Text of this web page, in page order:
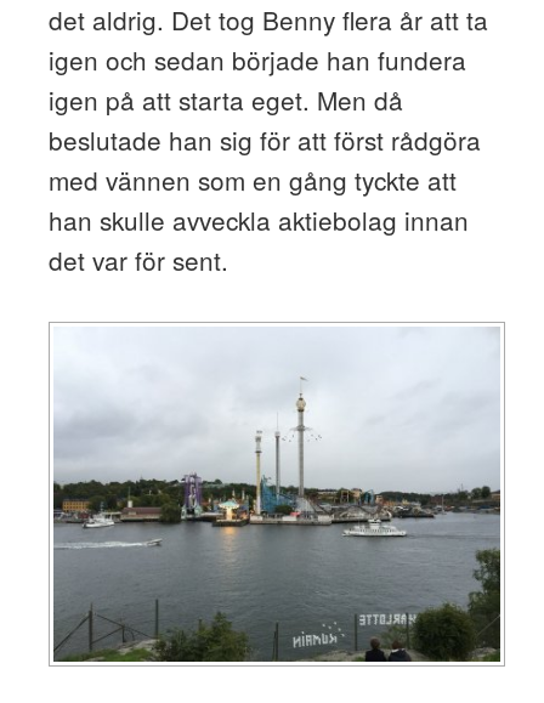
det aldrig. Det tog Benny flera år att ta
igen och sedan började han fundera
igen på att starta eget. Men då
beslutade han sig för att först rådgöra
med vännen som en gång tyckte att
han skulle avveckla aktiebolag innan
det var för sent.